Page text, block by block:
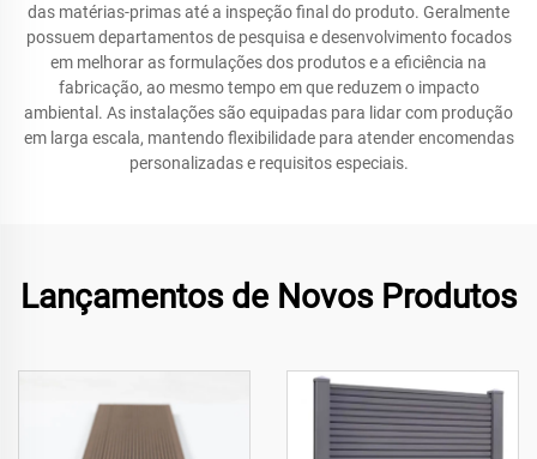
das matérias-primas até a inspeção final do produto. Geralmente
possuem departamentos de pesquisa e desenvolvimento focados
em melhorar as formulações dos produtos e a eficiência na
fabricação, ao mesmo tempo em que reduzem o impacto
ambiental. As instalações são equipadas para lidar com produção
em larga escala, mantendo flexibilidade para atender encomendas
personalizadas e requisitos especiais.
Lançamentos de Novos Produtos